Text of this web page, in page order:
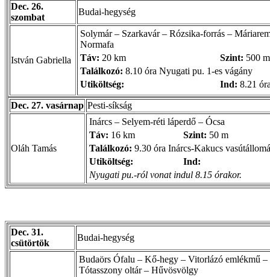
Dec. 26.
szombat
Budai-hegység
István Gabriella
Solymár – Szarkavár – Rózsika-forrás –
Normafa
Táv: 20 km Szint: 500 m
Találkozó: 8.10 óra Nyugati pu. 1-es vágány
Utiköltség:
Ind: 8.21
Dec. 27. vasárnap Pesti-síkság
Oláh Tamás
Inárcs – Selyem-réti láperdő – Ócsa
Táv: 16 km Szint: 50 m
Találkozó: 9.30 óra Inárcs-Kakucs
Utiköltség:
Ind:
Nyugati pu.-ról vonat indul 8.15 órakor.
Dec. 31.
csütörtök
Budai-hegység
Budaörs Ófalu – Kő-hegy – Vitorlázó emlékmű
Tótasszony oltár – Hűvösvölgy